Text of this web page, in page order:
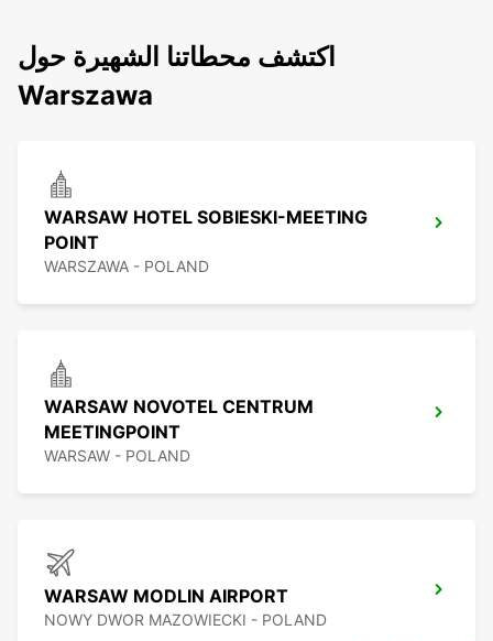
اكتشف محطاتنا الشهيرة حول
Warszawa
WARSAW HOTEL SOBIESKI-MEETING
POINT
WARSZAWA - POLAND
WARSAW NOVOTEL CENTRUM
MEETINGPOINT
WARSAW - POLAND
WARSAW MODLIN AIRPORT
NOWY DWOR MAZOWIECKI - POLAND